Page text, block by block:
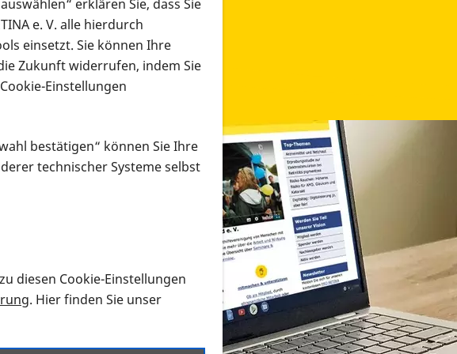
in verschiedenen Formaten an
wie Sie nach Infonmaterial suchen und dieses bestellen bzw. herunterladen
erklären Sie, dass Sie
e. V. alle hierdurch
einsetzt. Sie können Ihre
Zukunft widerrufen, indem Sie
Einstellungen
bestätigen“ können Sie Ihre
technischer Systeme selbst
diesen Cookie-Einstellungen
. Hier finden Sie unser